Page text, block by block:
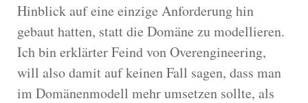
Hinblick auf eine einzige Anforderung hin
gebaut hatten, statt die Domäne zu modellieren.
Ich bin erklärter Feind von Overengineering,
will also damit auf keinen Fall sagen, dass man
im Domänenmodell mehr umsetzen sollte, als